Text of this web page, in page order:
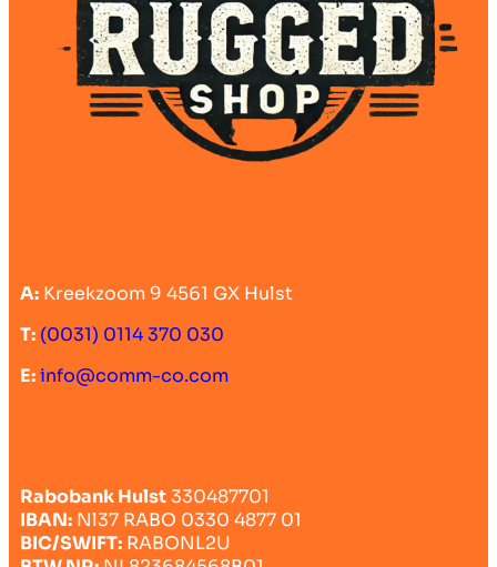
A: Kreekzoom 9 4561 GX Hulst
T: (0031) 0114 370 030
E:info@comm-co.com
Rabobank Hulst330487701
IBAN: Nl37 RABO 0330 4877 01
BIC/SWIFT: RABONL2U